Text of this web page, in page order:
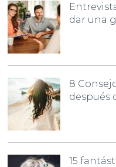
dar una
8
después
15